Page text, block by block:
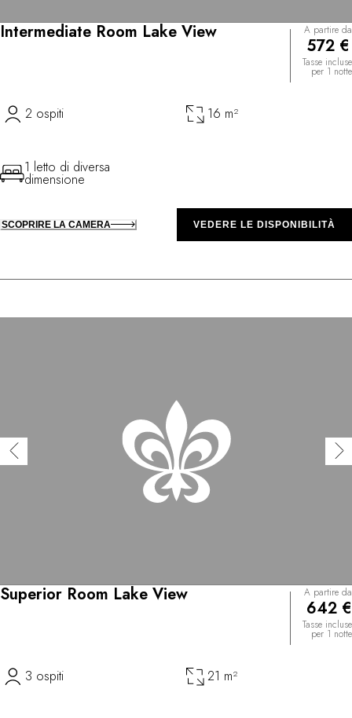
Intermediate Room Lake View A partire da
572 €
Tasse incluse
per 1 notte
2 ospiti 16 m²
1 letto di diversa
dimensione
SCOPRIRE LA CAMERA VEDERE LE DISPONIBILITÀ
Superior Room Lake View A partire da
642 €
Tasse incluse
per 1 notte
3 ospiti 21 m²